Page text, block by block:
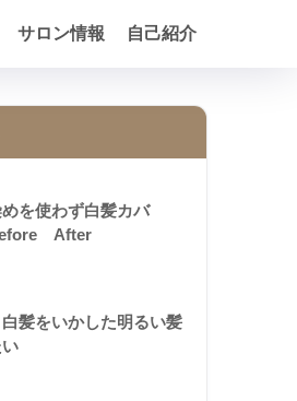
サロン情報 自己紹介
めを使わず白髪カバ
After
白髪をいかした明るい髪